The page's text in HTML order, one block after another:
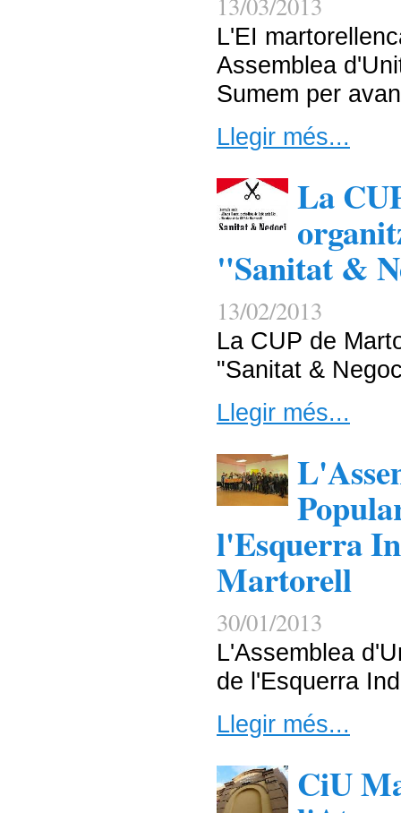
L'EI
Assemblea
Sumem per
Llegir més...
La
"Sanitat &
13/02/2013
La CUP de
"Sanitat &
Llegir més...
l'Esquerra
Martorell
30/01/2013
L'Assemblea
de l'Esquerra
Llegir més...
CiU